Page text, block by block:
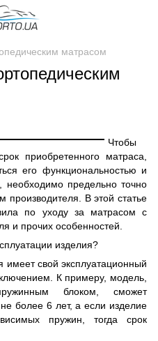
матрасом
Чтобы
приобретенного матраса,
его функциональностью и
необходимо предельно точно
производителя. В этой статье
по уходу за матрасом с
и прочих особенностей.
изделия?
имеет свой эксплуатационный
К примеру, модель,
блоком, сможет
более 6 лет, а если изделие
пружин, тогда срок